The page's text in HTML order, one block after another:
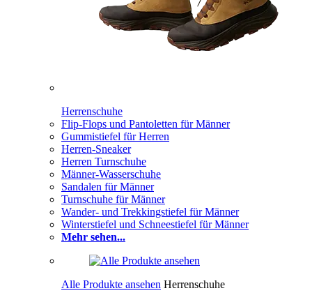
Herrenschuhe
Flip-Flops und Pantoletten für Männer
Gummistiefel für Herren
Herren-Sneaker
Herren Turnschuhe
Männer-Wasserschuhe
Sandalen für Männer
Turnschuhe für Männer
Wander- und Trekkingstiefel für Männer
Winterstiefel und Schneestiefel für Männer
Mehr sehen...
Alle Produkte ansehen Herrenschuhe